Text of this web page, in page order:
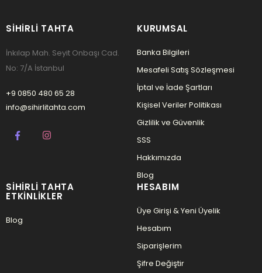
SIHIRLI TAHTA
İnkılap Mah. Seyit Onbaşı Cad.
No: 7/A İstanbul
+9 0850 480 65 28
info@sihirlitahta.com
KURUMSAL
Banka Bilgileri
Mesafeli Satış Sözleşmesi
İptal ve İade Şartları
Kişisel Veriler Politikası
Gizlilik ve Güvenlik
SSS
Hakkımızda
Blog
SIHIRLI TAHTA
ETKINLIKLER
Blog
HESABIM
Üye Girişi & Yeni Üyelik
Hesabım
Siparişlerim
Şifre Değiştir